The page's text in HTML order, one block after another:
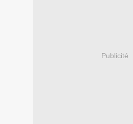
Publicité